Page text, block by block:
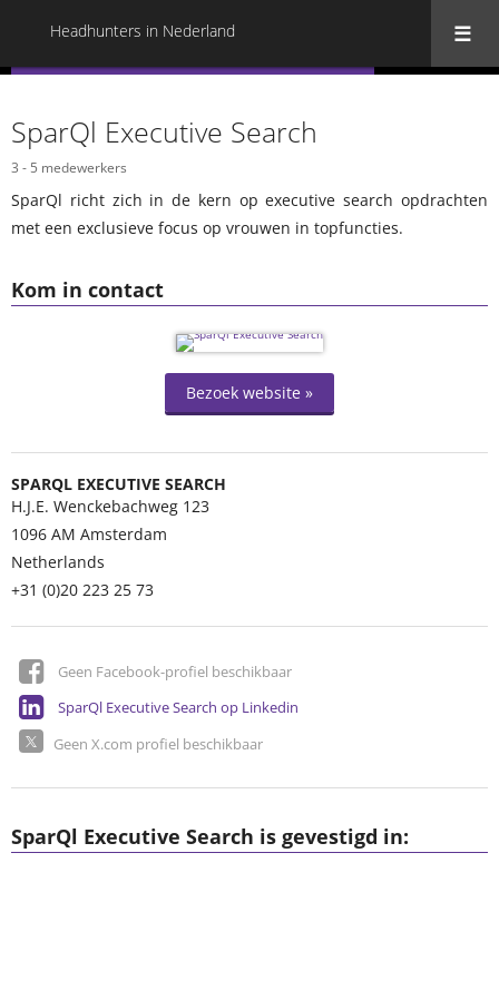
Headhunters in Nederland
Kom in contact
Bezoek website »
SPARQL EXECUTIVE SEARCH
H.J.E. Wenckebachweg 123
1096 AM Amsterdam
Netherlands
+31 (0)20 223 25 73
Geen Facebook-profiel beschikbaar
SparQl Executive Search op Linkedin
Geen X.com profiel beschikbaar
SparQl Executive Search
3 - 5 medewerkers
SparQl richt zich in de kern op executive search opdrachten
met een exclusieve focus op vrouwen in topfuncties.
SparQl Executive Search is gevestigd in: